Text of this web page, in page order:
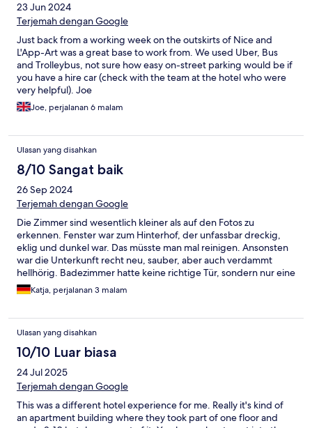
23 Jun 2024
Terjemah dengan Google
Just back from a working week on the outskirts of Nice and
L'App-Art was a great base to work from. We used Uber, Bus
and Trolleybus, not sure how easy on-street parking would be if
you have a hire car (check with the team at the hotel who were
very helpful). Joe
Joe, perjalanan 6 malam
Ulasan yang disahkan
8/10 Sangat baik
26 Sep 2024
Terjemah dengan Google
Die Zimmer sind wesentlich kleiner als auf den Fotos zu
erkennen. Fenster war zum Hinterhof, der unfassbar dreckig,
eklig und dunkel war. Das müsste man mal reinigen. Ansonsten
war die Unterkunft recht neu, sauber, aber auch verdammt
hellhörig. Badezimmer hatte keine richtige Tür, sondern nur eine
dünne Schranktür. Auch das Bad war sehr eng und hatte keine
Lüftung.
Katja, perjalanan 3 malam
Ulasan yang disahkan
10/10 Luar biasa
24 Jul 2025
Terjemah dengan Google
This was a different hotel experience for me. Really it's kind of
an apartment building where they took part of one floor and